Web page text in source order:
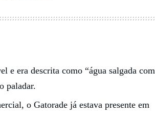
e era descrita como “água salgada com
paladar.
o Gatorade já estava presente em